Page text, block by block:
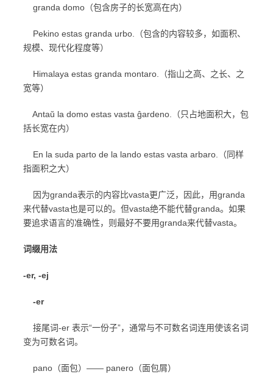
granda domo（包含房子的长宽高在内）
Pekino estas granda urbo.（包含的内容较多，如面积、
规模、现代化程度等）
Himalaya estas granda montaro.（指山之高、之长、之
宽等）
Antaŭ la domo estas vasta ĝardeno.（只占地面积大，包
括长宽在内）
En la suda parto de la lando estas vasta arbaro.（同样
指面积之大）
因为granda表示的内容比vasta更广泛，因此，用granda
来代替vasta也是可以的。但vasta绝不能代替granda。如果
要追求语言的准确性，则最好不要用granda来代替vasta。
词缀用法
-er, -ej
-er
接尾词-er 表示“一份子”，通常与不可数名词连用使该名词
变为可数名词。
pano（面包）—— panero（面包屑）